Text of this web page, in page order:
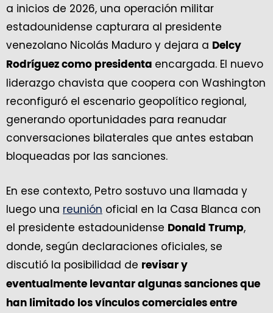
a inicios de 2026, una operación militar
estadounidense capturara al presidente
venezolano Nicolás Maduro y dejara a Delcy
Rodríguez como presidenta encargada. El nuevo
liderazgo chavista que coopera con Washington
reconfiguró el escenario geopolítico regional,
generando oportunidades para reanudar
conversaciones bilaterales que antes estaban
bloqueadas por las sanciones.
En ese contexto, Petro sostuvo una llamada y
luego una reunión oficial en la Casa Blanca con
el presidente estadounidense Donald Trump,
donde, según declaraciones oficiales, se
discutió la posibilidad de revisar y
eventualmente levantar algunas sanciones que
han limitado los vínculos comerciales entre